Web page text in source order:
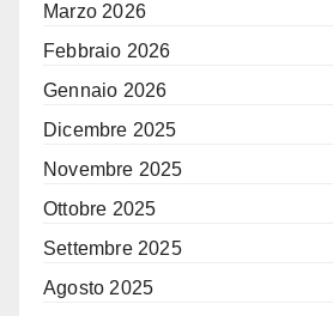
Marzo 2026
Febbraio 2026
Gennaio 2026
Dicembre 2025
Novembre 2025
Ottobre 2025
Settembre 2025
Agosto 2025